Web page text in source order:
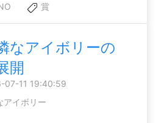
賞
なアイボリーの
開
07-11 19:40:59
アイボリー